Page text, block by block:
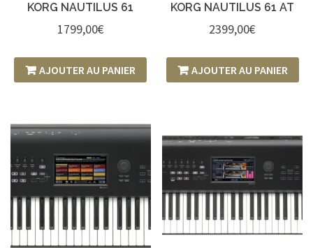
KORG NAUTILUS 61
1799,00€
AJOUTER AU PANIER
KORG NAUTILUS 61 AT
2399,00€
AJOUTER AU PANIER